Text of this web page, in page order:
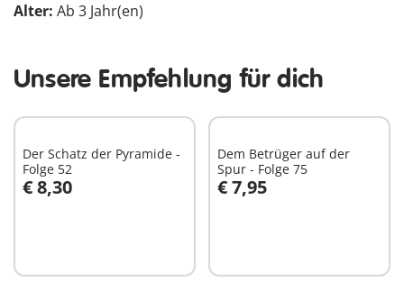
Alter: Ab 3 Jahr(en)
Unsere Empfehlung für dich
Der Schatz der Pyramide -
Folge 52
€ 8,30
In den Warenkorb
Dem Betrüger auf der
Spur - Folge 75
€ 7,95
In den Warenkorb